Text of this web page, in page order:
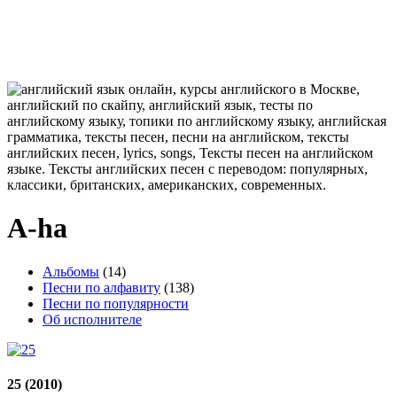
A-ha
Альбомы (14)
Песни по алфавиту (138)
Песни по популярности
Об исполнителе
25 (2010)